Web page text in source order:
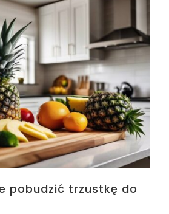
pobudzić trzustkę do